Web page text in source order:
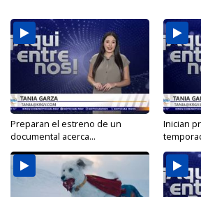
Preparan el estreno de un
documental acerca...
Inician